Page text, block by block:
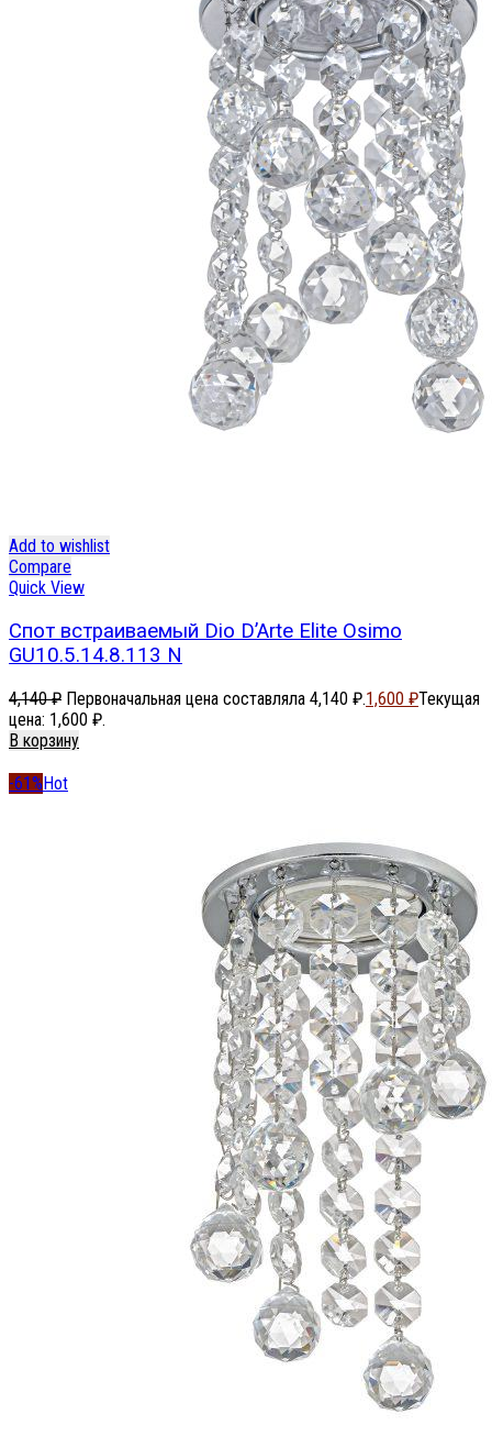
Add to wishlist
Compare
Quick View
Спот встраиваемый Dio D’Arte Elite Osimo
GU10.5.14.8.113 N
4,140₽ Первоначальная цена составляла 4,140 ₽.1,600 ₽Текущая
цена: 1,600 ₽.
В корзину
-61%Hot